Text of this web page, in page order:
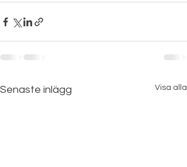
Senaste inlägg Visa alla